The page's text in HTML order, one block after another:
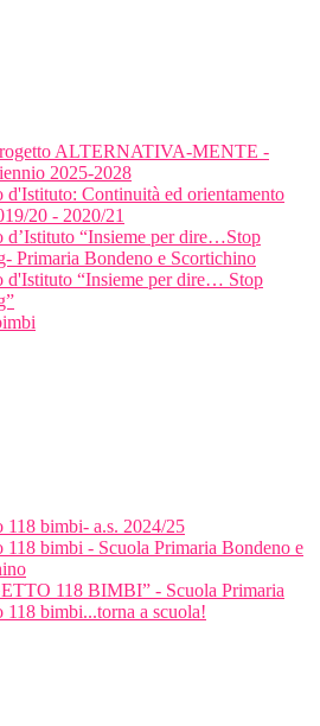
ALTERNATIVA-MENTE -
2025-2028
d'Istituto: Continuità ed orientamento
20 - 2020/21
d’Istituto “Insieme per dire…Stop
Primaria Bondeno e Scortichino
d'Istituto “Insieme per dire… Stop
118 bimbi- a.s. 2024/25
118 bimbi - Scuola Primaria Bondeno e
118 BIMBI” - Scuola Primaria
118 bimbi...torna a scuola!